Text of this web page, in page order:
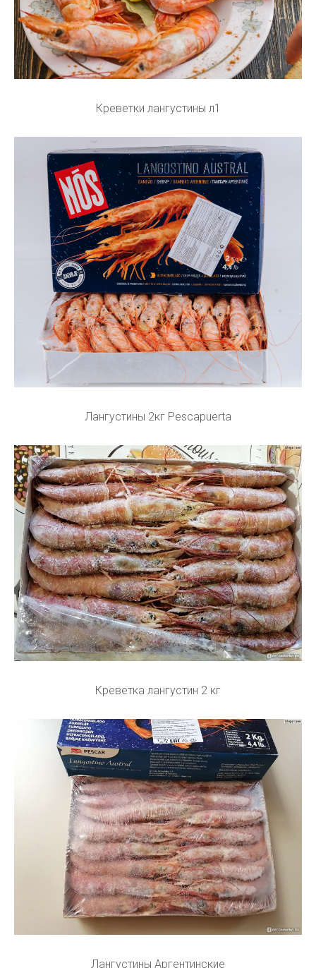
Креветки лангустины л1
Лангустины 2кг Pescapuerta
Креветка лангустин 2 кг
Лангустины Аргентинские